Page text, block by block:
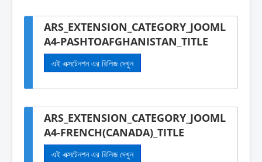
ARS_EXTENSION_CATEGORY_JOOML
A4-PASHTOAFGHANISTAN_TITLE
এই এক্সটেনশন এর রিলিজ দেখুন
ARS_EXTENSION_CATEGORY_JOOML
A4-FRENCH(CANADA)_TITLE
এই এক্সটেনশন এর রিলিজ দেখুন